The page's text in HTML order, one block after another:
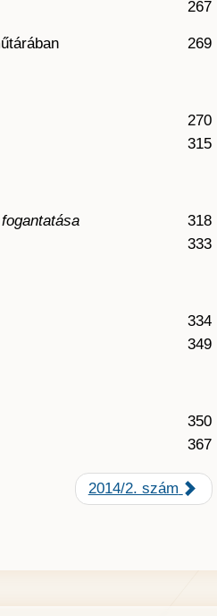
267
269
270
315
318
333
334
349
350
367
2014/2. szám